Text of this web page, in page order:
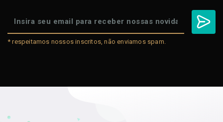
* respeitamos nossos inscritos, não enviamos spam.